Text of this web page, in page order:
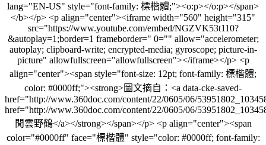
lang="EN-US" style="font-family: 標楷體;"><o:p></o:p></span>
</b></p> <p align="center"><iframe width="560" height="315"
src="https://www.youtube.com/embed/NGZVK53t110?
&autoplay=1;border=1 frameborder=" 0="" allow="accelerometer;
autoplay; clipboard-write; encrypted-media; gyroscope; picture-in-
picture" allowfullscreen="allowfullscreen"></iframe></p> <p
align="center"><span style="font-size: 12pt; font-family: 標楷體;
color: #0000ff;"><strong>圖文摘自：<a data-cke-saved-
href="http://www.360doc.com/content/22/0605/06/
href="http://www.360doc.com/content/22/0605/06/
閒雲野鶴</a></strong></span></p> <p align="center"><span
color="#0000ff" face="標楷體" style="color: #0000ff; font-family: